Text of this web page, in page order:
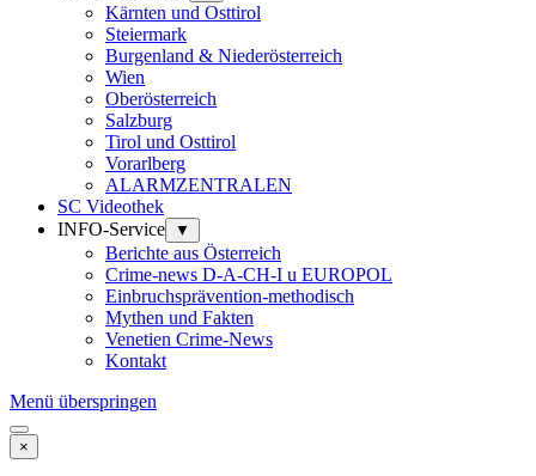
Kärnten und Osttirol
Steiermark
Burgenland & Niederösterreich
Wien
Oberösterreich
Salzburg
Tirol und Osttirol
Vorarlberg
ALARMZENTRALEN
SC Videothek
INFO-Service
▼
Berichte aus Österreich
Crime-news D-A-CH-I u EUROPOL
Einbruchsprävention-methodisch
Mythen und Fakten
Venetien Crime-News
Kontakt
Menü überspringen
×